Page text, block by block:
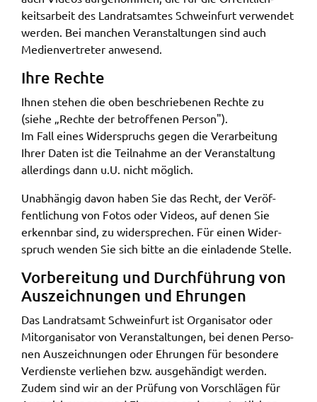
keits­ar­beit des Land­rats­am­tes Schwein­furt verwen­det
werden. Bei manchen Veran­stal­tun­gen sind auch
Medi­en­ver­tre­ter anwe­send.
Ihre Rech­te
Ihnen stehen die oben beschrie­be­nen Rech­te zu
(siehe „Rech­te der betrof­fe­nen Person").
Im Fall eines Wider­spruchs gegen die Verar­bei­tung
Ihrer Daten ist die Teil­nah­me an der Veran­stal­tung
aller­dings dann u.U. nicht möglich.
Unab­hän­gig davon haben Sie das Recht, der Veröf­
fent­li­chung von Fotos oder Vide­os, auf denen Sie
erkenn­bar sind, zu wider­spre­chen. Für einen Wider­
spruch wenden Sie sich bitte an die einla­den­de Stel­le.
Vorbe­rei­tung und Durch­füh­rung von
Auszeich­nun­gen und Ehrun­gen
Das Land­rats­amt Schwein­furt ist Orga­ni­sa­tor oder
Mitor­ga­ni­sa­tor von Veran­stal­tun­gen, bei denen Perso­
nen Auszeich­nun­gen oder Ehrun­gen für beson­de­re
Verdiens­te verlie­hen bzw. ausge­hän­digt werden.
Zudem sind wir an der Prüfung von Vorschlä­gen für